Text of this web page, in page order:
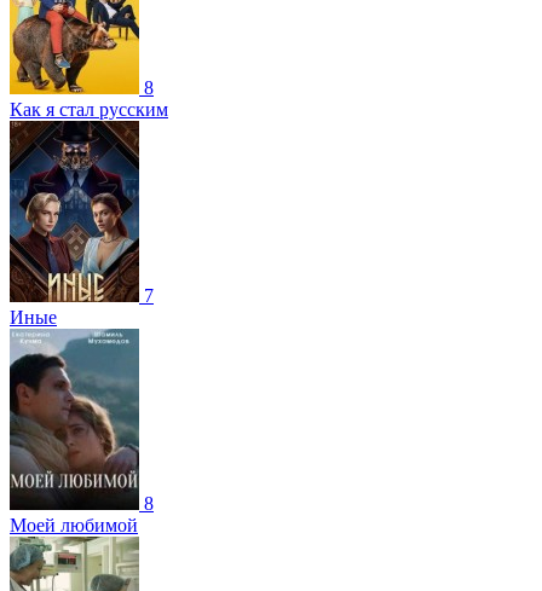
8
Как я стал русским
7
Иные
8
Моей любимой